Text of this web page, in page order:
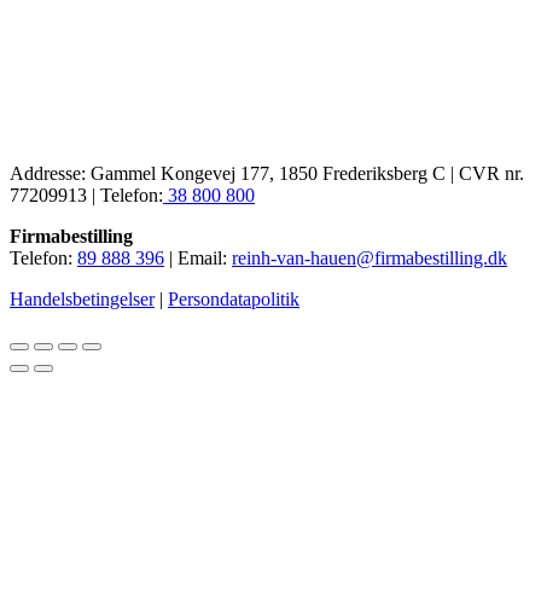
Addresse: Gammel Kongevej 177, 1850 Frederiksberg C | CVR nr.
77209913 | Telefon: 38 800 800
Firmabestilling
Telefon: 89 888 396 | Email: reinh-van-hauen@firmabestilling.dk
Handelsbetingelser| Persondatapolitik